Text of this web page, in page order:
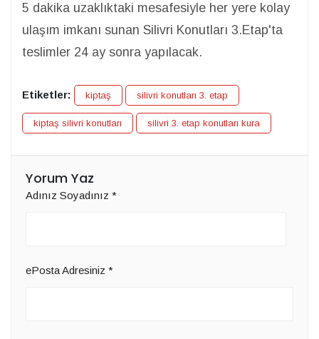
5 dakika uzaklıktaki mesafesiyle her yere kolay
ulaşım imkanı sunan Silivri Konutları 3.Etap'ta
teslimler 24 ay sonra yapılacak.
Etiketler: kiptaş silivri konutları 3. etap
kiptaş silivri konutları silivri 3. etap konutları kura
Yorum Yaz
Adınız Soyadınız *
ePosta Adresiniz *